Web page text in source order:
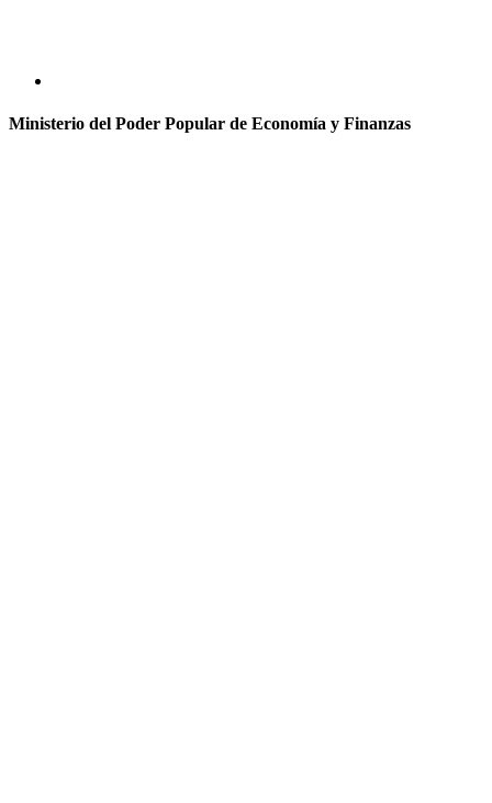
Ministerio del Poder Popular de Economía y Finanzas